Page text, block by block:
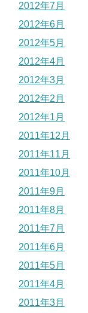
2012年7月
2012年6月
2012年5月
2012年4月
2012年3月
2012年2月
2012年1月
2011年12月
2011年11月
2011年10月
2011年9月
2011年8月
2011年7月
2011年6月
2011年5月
2011年4月
2011年3月